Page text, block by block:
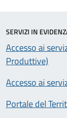
SERVIZI IN
Accesso ai
Produttive)
Accesso ai
Portale del